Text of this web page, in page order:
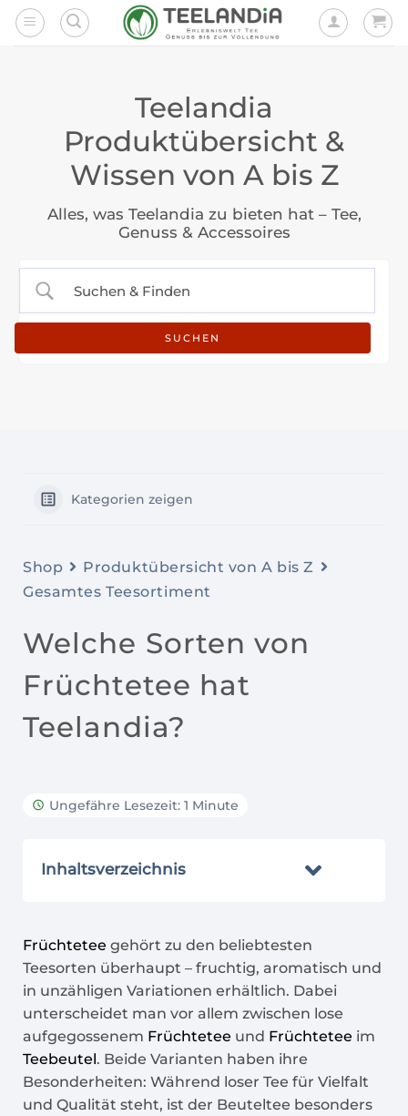
Zum
Inhalt
Teelandia
Produktübersicht &
Wissen von A bis Z
Alles, was Teelandia zu bieten hat – Tee,
Genuss & Accessoires
Kategorien zeigen
Shop
Produktübersicht von A bis Z
Gesamtes Teesortiment
Welche Sorten von
Früchtetee hat
Teelandia?
Ungefähre Lesezeit: 1 Minute
Inhaltsverzeichnis
Früchtetee gehört zu den beliebtesten
Teesorten überhaupt – fruchtig, aromatisch und
in unzähligen Variationen erhältlich. Dabei
unterscheidet man vor allem zwischen lose
aufgegossenem Früchtetee und Früchtetee im
Teebeutel. Beide Varianten haben ihre
Besonderheiten: Während loser Tee für Vielfalt
und Qualität steht, ist der Beuteltee besonders